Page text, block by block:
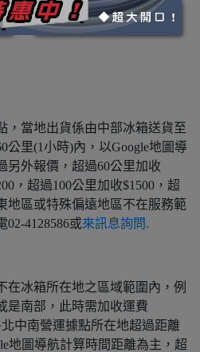
，當地出貨係由中部冰箱送貨至
公里(1小時)內，以Google地圖導
另外報價，超過60公里加收
，超過100公里加收$1500，超
地區或特殊偏遠地區不在服務範
02-4128586或來訊息詢問.
在冰箱所在地之區域範圍內，例
是南部，此時需加收運費
中南營運據點所在地超過距離
地圖導航計算時間距離為主，超